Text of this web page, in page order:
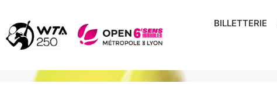
contenu
BILLETTERIE